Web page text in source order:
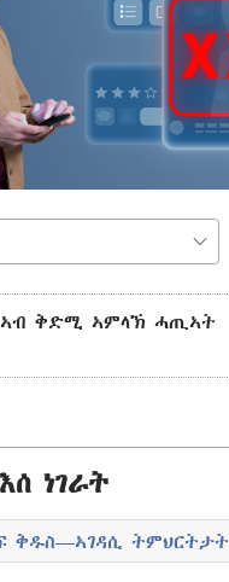
ኣብ ቅድሚ ኣምላኽ ሓጢኣት
ነገራት
ቅዱስ—ኣገዳሲ ትምህርትታት